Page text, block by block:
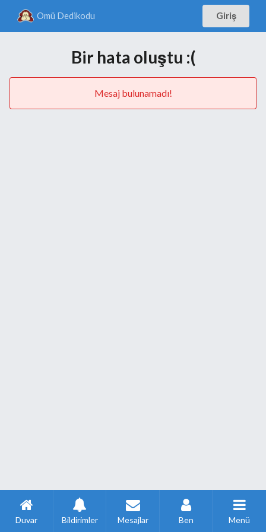
Omü Dedikodu Giriş
Bir hata oluştu :(
Mesaj bulunamadı!
Duvar Bildirimler Mesajlar Ben Menü